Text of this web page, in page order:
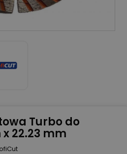
Turbo do
22.23 mm